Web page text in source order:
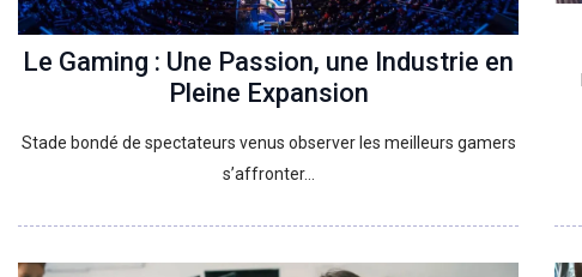
Le Gaming : Une Passion, une Industrie en
Pleine Expansion
Stade bondé de spectateurs venus observer les meilleurs gamers
s’affronter…